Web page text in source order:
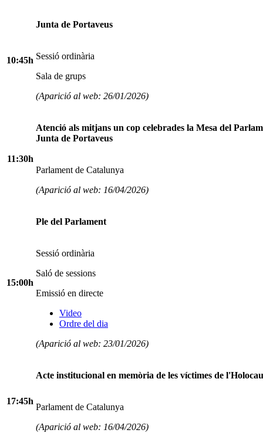
10:45h
Junta de Portaveus
Sessió ordinària
Sala de grups
(Aparició al web: 26/01/2026)
11:30h
Atenció als mitjans un cop celebrades la Mesa del
Junta de Portaveus
Parlament de Catalunya
(Aparició al web: 16/04/2026)
15:00h
Ple del Parlament
Sessió ordinària
Saló de sessions
Emissió en directe
Video
Ordre del dia
(Aparició al web: 23/01/2026)
17:45h
Acte institucional en memòria de les víctimes de
Parlament de Catalunya
(Aparició al web: 16/04/2026)